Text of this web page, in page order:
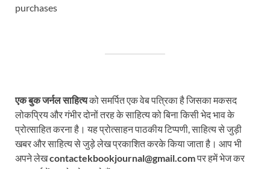
purchases
एक बुक जर्नल साहित्यको समर्पित एक वेब पत्रिका है जिसका मकसद
लोकप्रिय और गंभीर दोनों तरह के साहित्य को बिना किसी भेद भाव के
प्रोत्साहित करना है। यह प्रोत्साहन पाठकीय टिप्पणी, साहित्य से जुड़ी
खबर और साहित्य से जुड़े लेख प्रकाशित करके किया जाता है। आप भी
अपने लेखcontactekbookjournal@gmail.comपर हमें भेज कर